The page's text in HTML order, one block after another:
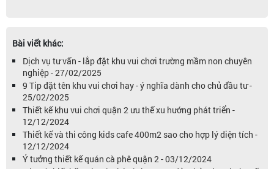
Bài viết khác:
Dịch vụ tư vấn - lắp đặt khu vui chơi trường mầm non chuyên
nghiệp - 27/02/2025
9 Tip đặt tên khu vui chơi hay - ý nghĩa dành cho chủ đầu tư -
25/02/2025
Thiết kế khu vui chơi quận 2 ưu thế xu hướng phát triển -
12/12/2024
Thiết kế và thi công kids cafe 400m2 sao cho hợp lý diện tích -
12/12/2024
Ý tưởng thiết kế quán cà phê quận 2 - 03/12/2024